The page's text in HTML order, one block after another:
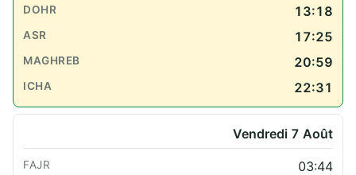
13:18
17:25
20:59
22:31
Vendredi 7 Août
03:44